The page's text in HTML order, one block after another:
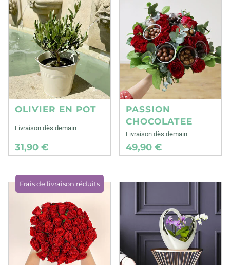
OLIVIER EN POT
Livraison dès demain
31,90 €
PASSION
CHOCOLATEE
Livraison dès demain
49,90 €
Frais de livraison réduits